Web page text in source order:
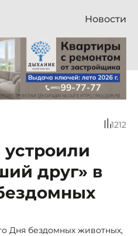
Новости
1212
друг» в
Дня бездомных животных,